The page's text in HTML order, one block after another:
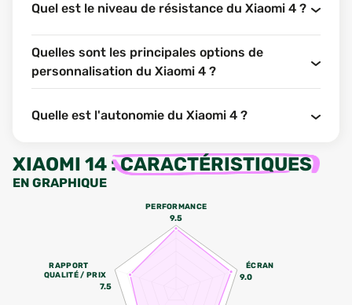
Quel est le niveau de résistance du Xiaomi 4 ?
Quelles sont les principales options de
personnalisation du Xiaomi 4 ?
Quelle est l'autonomie du Xiaomi 4 ?
XIAOMI 14 :CARACTÉRISTIQUES
EN GRAPHIQUE
PERFORMANCE
9.5
ÉCRAN
9.0
RAPPORT
QUALITÉ / PRIX
7.5